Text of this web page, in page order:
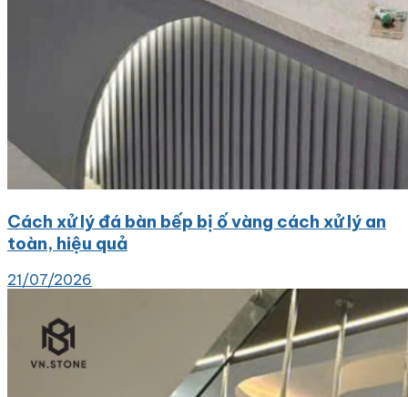
Cách xử lý đá bàn bếp bị ố vàng cách xử lý an
toàn, hiệu quả
21/07/2026